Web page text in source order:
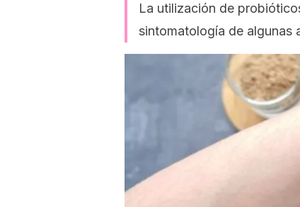
La utilización de
sintomatología de algunas